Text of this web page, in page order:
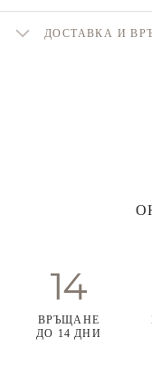
ДОСТАВКА И
ВРЪЩАНЕ
ДО 14 ДНИ